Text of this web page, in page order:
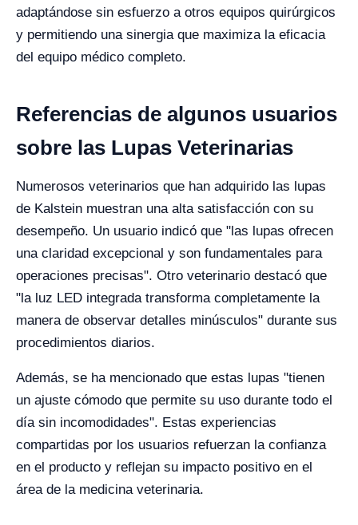
adaptándose sin esfuerzo a otros equipos quirúrgicos
y permitiendo una sinergia que maximiza la eficacia
del equipo médico completo.
Referencias de algunos usuarios
sobre las Lupas Veterinarias
Numerosos veterinarios que han adquirido las lupas
de Kalstein muestran una alta satisfacción con su
desempeño. Un usuario indicó que "las lupas ofrecen
una claridad excepcional y son fundamentales para
operaciones precisas". Otro veterinario destacó que
"la luz LED integrada transforma completamente la
manera de observar detalles minúsculos" durante sus
procedimientos diarios.
Además, se ha mencionado que estas lupas "tienen
un ajuste cómodo que permite su uso durante todo el
día sin incomodidades". Estas experiencias
compartidas por los usuarios refuerzan la confianza
en el producto y reflejan su impacto positivo en el
área de la medicina veterinaria.